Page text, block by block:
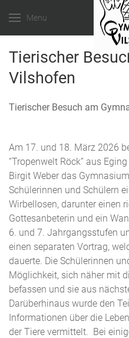
Menu
Tierischer
Vilshofen
Tierischer Besuch am
Am 17. und 18. März 2026
“Tropenwelt Röck” aus
Birgit Weber das
Schülerinnen und Schülern
Wirbellosen, darunter einen
Gottesanbeterin und ein
6. und 7. Jahrgangsstufen
einen separaten Vortrag,
dauerte. Die Schülerinnen
Möglichkeit, sich näher mit
befassen und sie aus
Darüberhinaus wurde den
Informationen über die
der Tiere vermittelt. Bei